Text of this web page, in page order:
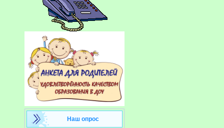
Наш опрос